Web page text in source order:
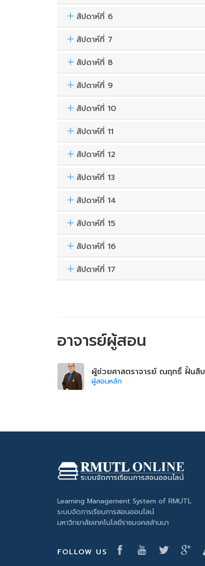
สัปดาห์ที่ 6
สัปดาห์ที่ 7
สัปดาห์ที่ 8
สัปดาห์ที่ 9
สัปดาห์ที่ 10
สัปดาห์ที่ 11
สัปดาห์ที่ 12
สัปดาห์ที่ 13
สัปดาห์ที่ 14
สัปดาห์ที่ 15
สัปดาห์ที่ 16
สัปดาห์ที่ 17
อาจารย์ผู้สอน
ผู้ช่วยศาสตราจารย์ ณฤทธิ์ ฝั้นสืบ
ผู้สอนหลัก
Learning Management System of RMUTL
ระบบจัดการเรียนการสอนออนไลน์
มหาวิทยาลัยเทคโนโลยีราชมงคลล้านนา
FOLLOW US